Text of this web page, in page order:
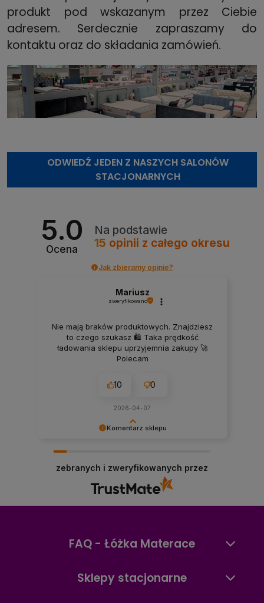
produkt pod wskazanym przez Ciebie
adresem. Serdecznie zapraszamy do
kontaktu oraz do składania zamówień.
ODWIEDŹ JEDEN Z NASZYCH SALONÓW
STACJONARNYCH
5.0
Ocena
Na podstawie
15 opinii z całego okresu
Jak zbieramy opinie?
Komentarz sklepu
dostępność produktów oraz szybkie działanie
naszego sklepu internetowego. To dla nas
ważne, aby zakupy materaca online były
Mariusz
zweryfikowano
Nie mają braków produktowych. Znajdziesz
to czego szukasz 🛍️ Taka prędkość
ładowania sklepu uprzyjemnia zakupy 🚀
Polecam
10 0
2026-04-07
zebranych i zweryfikowanych przez
FAQ - Łóżka Materace
Sklepy stacjonarne